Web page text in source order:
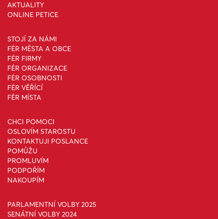
AKTUALITY
ONLINE PETICE
STOJÍ ZA NÁMI
FÉR MĚSTA A OBCE
FÉR FIRMY
FÉR ORGANIZACE
FÉR OSOBNOSTI
FÉR VĚŘÍCÍ
FÉR MÍSTA
CHCI POMOCI
OSLOVÍM STAROSTU
KONTAKTUJI POSLANCE
POMŮŽU
PROMLUVÍM
PODPOŘÍM
NAKOUPÍM
PARLAMENTNÍ VOLBY 2025
SENÁTNÍ VOLBY 2024